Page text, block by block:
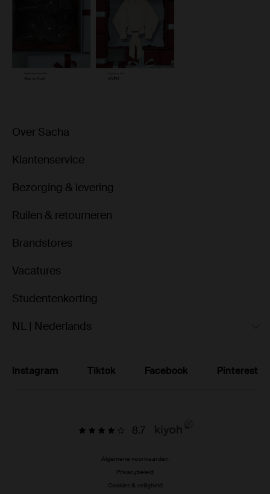
Over Sacha
Klantenservice
Bezorging & levering
Ruilen & retourneren
Brandstores
Vacatures
Studentenkorting
NL | Nederlands
Instagram Tiktok Facebook Pinterest
8.7
Algemene voorwaarden
Privacybeleid
Cookies & veiligheid